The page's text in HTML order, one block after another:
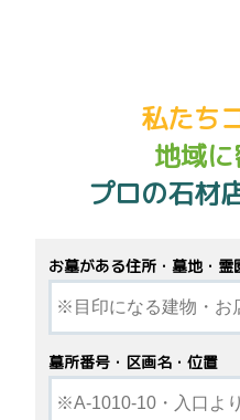
私たち
地域
プロの石材
お墓がある住所・墓地・霊
墓所番号・区画名・位置